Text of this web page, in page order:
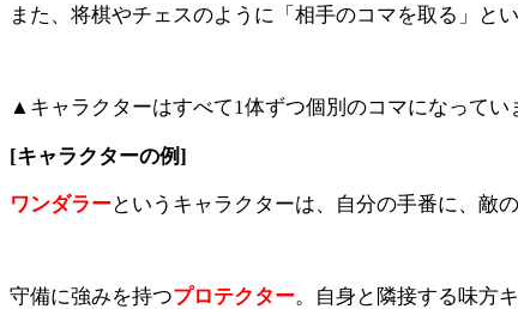
また、将棋やチェスのように「相手のコマを取る」と
▲キャラクターはすべて1体ずつ個別のコマになってい
[キャラクターの例]
ワンダラーというキャラクターは、自分の手番に、敵
守備に強みを持つプロテクター。自身と隣接する味方